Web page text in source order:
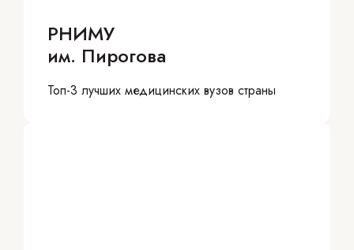
РНИМУ
им. Пирогова
Топ-3 лучших медицинских вузов страны